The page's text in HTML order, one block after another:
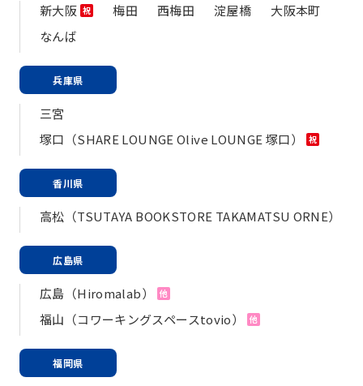
新大阪 祝 梅田 西梅田 淀屋橋
大阪本町
なんば
兵庫県
三宮
塚口（SHARE LOUNGE Olive LOUNGE 塚口）
祝
香川県
高松（TSUTAYA BOOKSTORE TAKAMATSU ORNE）
広島県
広島（Hiromalab） 他
福山（コワーキングスペースtovio） 他
福岡県